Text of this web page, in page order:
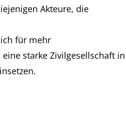
Akteure, die
für mehr
starke Zivilgesellschaft in